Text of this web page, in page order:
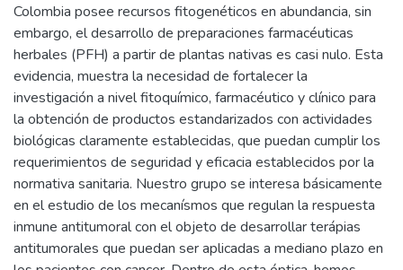
Colombia posee recursos fitogenéticos en abundancia, sin
embargo, el desarrollo de preparaciones farmacéuticas
herbales (PFH) a partir de plantas nativas es casi nulo. Esta
evidencia, muestra la necesidad de fortalecer la
investigación a nivel fitoquímico, farmacéutico y clínico para
la obtención de productos estandarizados con actividades
biológicas claramente establecidas, que puedan cumplir los
requerimientos de seguridad y eficacia establecidos por la
normativa sanitaria. Nuestro grupo se interesa básicamente
en el estudio de los mecanísmos que regulan la respuesta
inmune antitumoral con el objeto de desarrollar terápias
antitumorales que puedan ser aplicadas a mediano plazo en